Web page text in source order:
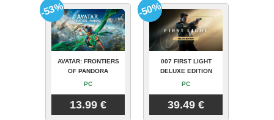
AVATAR: FRONTIERS
OF PANDORA
PC
13.99 €
-53%
007 FIRST LIGHT
DELUXE EDITION
PC
39.49 €
-50%